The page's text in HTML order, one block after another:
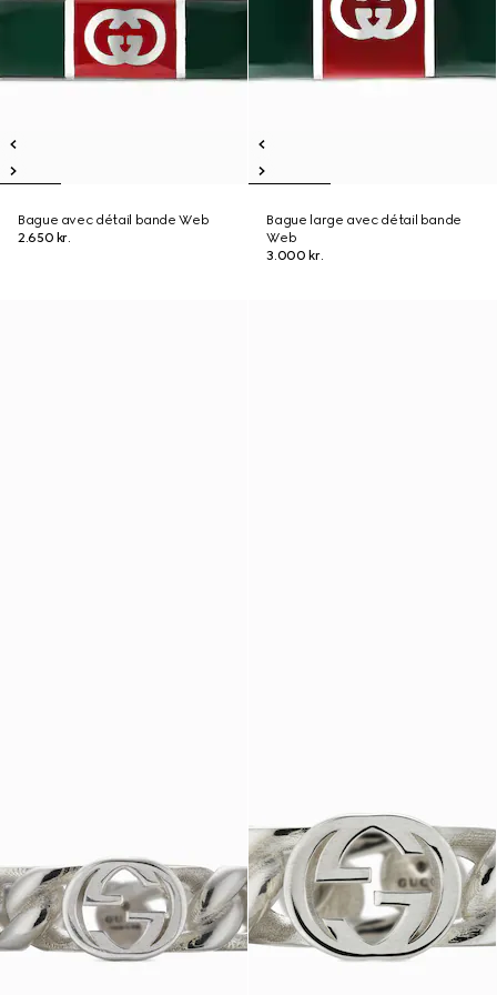
Bague avec détail bande Web
2.650 kr.
Bague large avec détail bande
Web
3.000 kr.